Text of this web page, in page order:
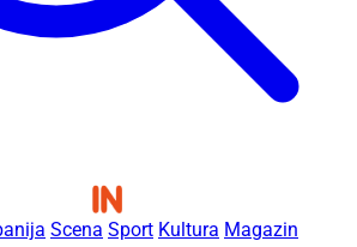
Scena Sport Kultura Magazin